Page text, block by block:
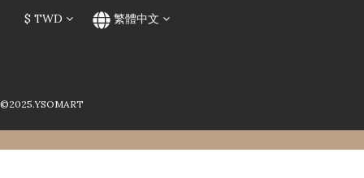
$ TWD 繁體中文
©2025.YSOMART